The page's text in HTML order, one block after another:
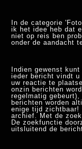
In de categorie
ik het idee heb dat
niet op reis ben
onder de aandacht
Indien gewenst
ieder bericht vindt
uw reactie te
onzin berichten
regelmatig
berichten worden
enige tijd zichtbaar!
archief. Met de
De zoekfunctie
uitsluitend de